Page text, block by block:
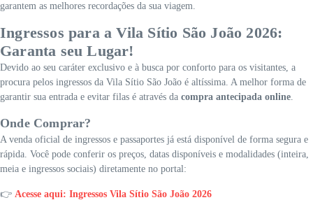
garantem as melhores recordações da sua viagem.
Ingressos para a Vila Sítio São João 2026:
Garanta seu Lugar!
Devido ao seu caráter exclusivo e à busca por conforto para os visitantes, a
procura pelos ingressos da Vila Sítio São João é altíssima. A melhor forma de
garantir sua entrada e evitar filas é através da compra antecipada online.
Onde Comprar?
A venda oficial de ingressos e passaportes já está disponível de forma segura e
rápida. Você pode conferir os preços, datas disponíveis e modalidades (inteira,
meia e ingressos sociais) diretamente no portal:
👉 Acesse aqui: Ingressos Vila Sítio São João 2026